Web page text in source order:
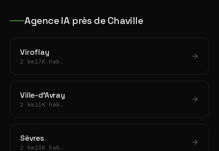
Agence IA près de Chaville
Viroflay
2 km 17K hab.
Ville-d'Avray
2 km 11K hab.
Sèvres
2 km 23K hab.